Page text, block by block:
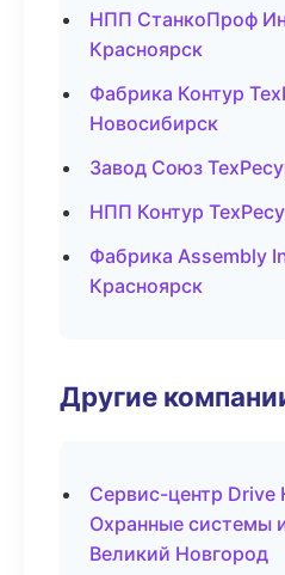
НПП СтанкоПроф
Красноярск
Фабрика Контур
Новосибирск
Завод Союз
НПП Контур
Фабрика Assembly
Красноярск
Другие
Сервис-центр Drive
Охранные системы
Великий Новгород